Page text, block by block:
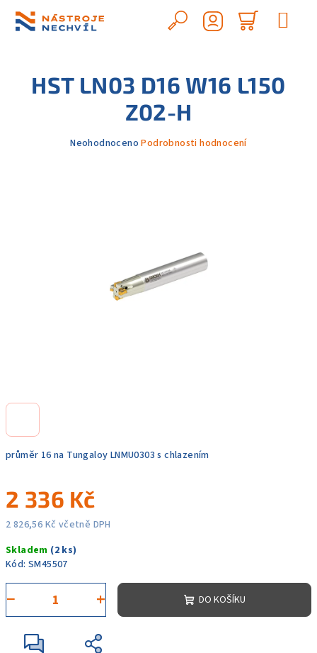
obsah
Hledat
košík
průměr 16 na Tungaloy LNMU0303 s chlazením
2 336 Kč
2 826,56 Kč včetně DPH
cena:
Skladem (2 ks)
Kód: SM45507
+
− DO KOŠÍKU
HST LN03 D16 W16 L150
Z02-H
Průměrné
Neohodnoceno Podrobnosti hodnocení